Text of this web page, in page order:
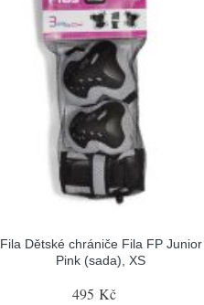
Fila Dětské chrániče Fila FP Junior
Pink (sada), XS
495 Kč